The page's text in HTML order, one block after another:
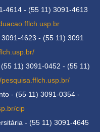
4614 - (55 11) 3091-4613
4623 - (55 11) 3091
11) 3091-0452 - (55 11)
pesquisa.fflch.usp.br/
- (55 11) 3091-0354 -
cip
- (55 11) 3091-4645